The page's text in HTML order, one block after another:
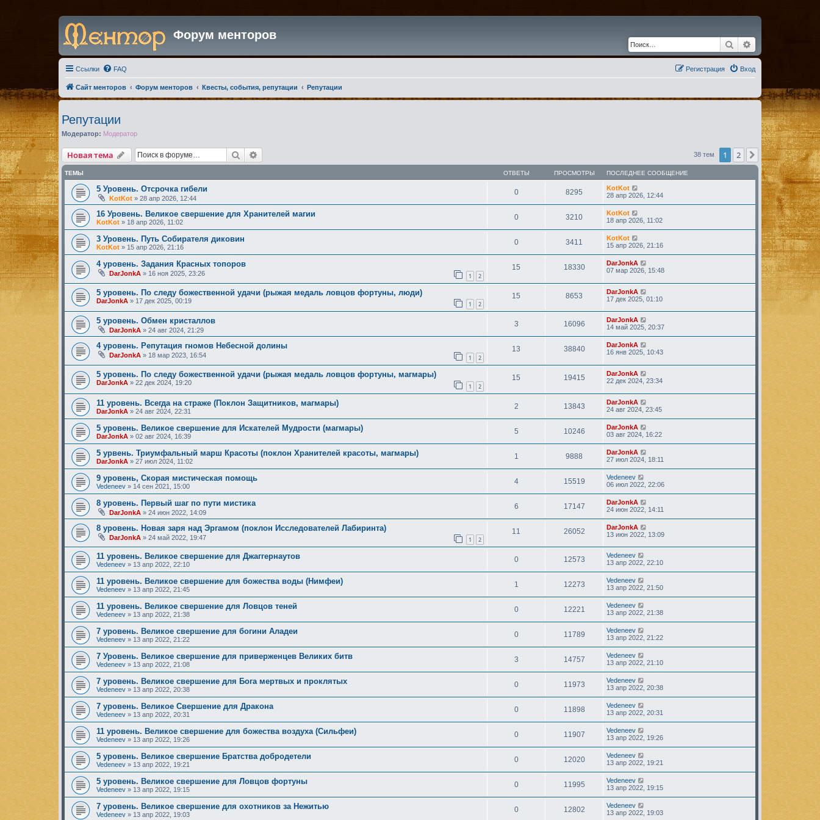
Форум менторов
Поиск
Ссылки FAQ Вход
Регистрация
Сайт менторов Форум менторов Квесты, события, репутации Репутации
Репутации
Модератор: Модератор
Новая тема Поиск 38 тем 1 2 След.
ТЕМЫ ОТВЕТЫ ПРОСМОТРЫ ПОСЛЕДНЕЕ СООБЩЕНИЕ
5 Уровень. Отсрочка гибели
KotKot » 28 апр 2026, 12:44
0 8295
KotKot
28 апр 2026, 12:44
16 Уровень. Великое свершение для Хранителей магии
KotKot » 18 апр 2026, 11:02
0 3210
KotKot
18 апр 2026, 11:02
3 Уровень. Путь Собирателя диковин
KotKot » 15 апр 2026, 21:16
0 3411
KotKot
15 апр 2026, 21:16
4 уровень. Задания Красных топоров
DarJonkA » 16 ноя 2025, 23:26 1 2
15 18330
DarJonkA
07 мар 2026, 15:48
5 уровень. По следу божественной удачи (рыжая медаль ловцов фортуны, люди)
DarJonkA » 17 дек 2025, 00:19 1 2
15 8653
DarJonkA
17 дек 2025, 01:10
5 уровень. Обмен кристаллов
DarJonkA » 24 авг 2024, 21:29
3 16096
DarJonkA
14 май 2025, 20:37
4 уровень. Репутация гномов Небесной долины
DarJonkA » 18 мар 2023, 16:54 1 2
13 38840
DarJonkA
16 янв 2025, 10:43
5 уровень. По следу божественной удачи (рыжая медаль ловцов фортуны, магмары)
DarJonkA » 22 дек 2024, 19:20 1 2
15 19415
DarJonkA
22 дек 2024, 23:34
11 уровень. Всегда на страже (Поклон Защитников, магмары)
DarJonkA » 24 авг 2024, 22:31
2 13843
DarJonkA
24 авг 2024, 23:45
5 уровень. Великое свершение для Искателей Мудрости (магмары)
DarJonkA » 02 авг 2024, 16:39
5 10246
DarJonkA
03 авг 2024, 16:22
5 урвень. Триумфальный марш Красоты (поклон Хранителей красоты, магмары)
DarJonkA » 27 июл 2024, 11:02
1 9888
DarJonkA
27 июл 2024, 18:11
9 уровень, Скорая мистическая помощь
Vedeneev » 14 сен 2021, 15:00
4 15519
Vedeneev
06 июл 2022, 22:06
8 уровень. Первый шаг по пути мистика
DarJonkA » 24 июн 2022, 14:09
6 17147
DarJonkA
24 июн 2022, 14:11
8 уровень. Новая заря над Эргамом (поклон Исследователей Лабиринта)
DarJonkA » 24 май 2022, 19:47 1 2
11 26052
DarJonkA
13 июн 2022, 13:09
11 уровень. Великое свершение для Джаггернаутов
Vedeneev » 13 апр 2022, 22:10
0 12573
Vedeneev
13 апр 2022, 22:10
11 уровень. Великое свершение для божества воды (Нимфеи)
Vedeneev » 13 апр 2022, 21:45
1 12273
Vedeneev
13 апр 2022, 21:50
11 уровень. Великое свершение для Ловцов теней
Vedeneev » 13 апр 2022, 21:38
0 12221
Vedeneev
13 апр 2022, 21:38
7 уровень. Великое свершение для богини Аладеи
Vedeneev » 13 апр 2022, 21:22
0 11789
Vedeneev
13 апр 2022, 21:22
7 Уровень. Великое свершение для приверженцев Великих битв
Vedeneev » 13 апр 2022, 21:08
3 14757
Vedeneev
13 апр 2022, 21:10
7 уровень. Великое свершение для Бога мертвых и проклятых
Vedeneev » 13 апр 2022, 20:38
0 11973
Vedeneev
13 апр 2022, 20:38
7 уровень. Великое Свершение для Дракона
Vedeneev » 13 апр 2022, 20:31
0 11898
Vedeneev
13 апр 2022, 20:31
11 уровень. Великое свершение для божества воздуха (Сильфеи)
Vedeneev » 13 апр 2022, 19:26
0 11907
Vedeneev
13 апр 2022, 19:26
5 уровень. Великое свершение Братства добродетели
Vedeneev » 13 апр 2022, 19:21
0 12020
Vedeneev
13 апр 2022, 19:21
5 уровень. Великое свершение для Ловцов фортуны
Vedeneev » 13 апр 2022, 19:15
0 11995
Vedeneev
13 апр 2022, 19:15
7 уровень. Великое свершение для охотников за Нежитью
Vedeneev » 13 апр 2022, 19:03
0 12802
Vedeneev
13 апр 2022, 19:03